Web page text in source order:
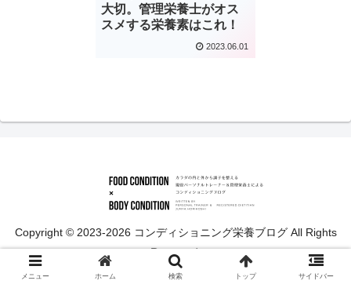
大切。管理栄養士がオス
スメする栄養素はこれ！
2023.06.01
Copyright © 2023-2026 コンディショニング栄養ブログ All Rights
Reserved.
メニュー ホーム 検索 トップ サイドバー